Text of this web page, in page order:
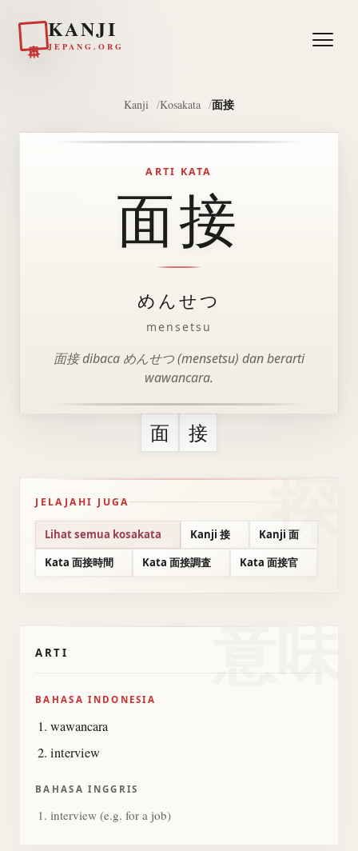
KANJI
JEPANG.ORG
Kanji Kosakata 面接
ARTI KATA
面接
めんせつ
mensetsu
面接 dibaca めんせつ (mensetsu) dan berarti
wawancara.
面 接
JELAJAHI JUGA
Lihat semua kosakata Kanji 接
Kanji 面
Kata 面接時間
Kata 面接調査 Kata 面接官
意味
ARTI
BAHASA INDONESIA
wawancara
interview
BAHASA INGGRIS
interview (e.g. for a job)